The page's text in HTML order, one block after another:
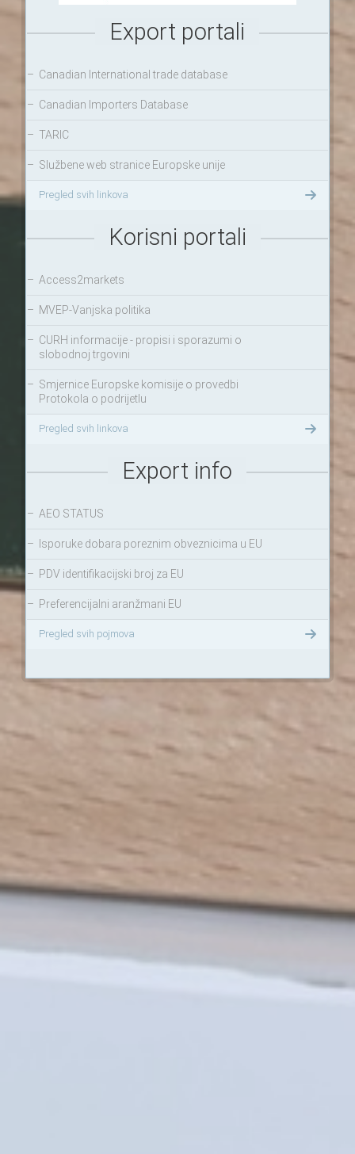
Export portali
– Canadian International trade database
– Canadian Importers Database
– TARIC
– Službene web stranice Europske unije
Pregled svih linkova
Korisni portali
– Access2markets
– MVEP-Vanjska politika
– CURH informacije - propisi i sporazumi o
slobodnoj trgovini
– Smjernice Europske komisije o provedbi
Protokola o podrijetlu
Pregled svih linkova
Export info
– AEO STATUS
– Isporuke dobara poreznim obveznicima u EU
– PDV identifikacijski broj za EU
– Preferencijalni aranžmani EU
Pregled svih pojmova